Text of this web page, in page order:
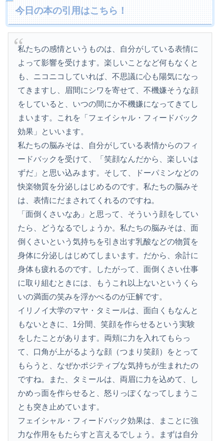
今日の本の引用はこちら！
私たちの感情というものは、自分がしている表情に
よって影響を受けます。楽しいことなど何もなくと
も、ニコニコしていれば、不思議に心も陽気になっ
てきますし、眉間にシワを寄せて、不機嫌そうな顔
をしていると、いつの間にか不機嫌になってきてし
まいます。これを「フェイシャル・フィードバック
効果」といいます。
私たちの脳みそは、自分がしている表情からのフィ
ードバックを受けて、「笑顔なんだから、楽しいは
ずだ」と思い込みます。そして、ドーパミンなどの
快楽物質を分泌しはじめるのです。私たちの脳みそ
は、表情にだまされてくれるのですね。
「面倒くさいなあ」と思って、そういう顔をしてい
たら、どうなるでしょうか。私たちの脳みそは、面
倒くさいという気持ちを引き出す乳酸などの物質を
身体に分泌しはじめてしまいます。だから、余計に
身体も疲れるのです。したがって、面倒くさい仕事
に取り組むときには、もうこれ以上ないというくら
いの満面の笑みを浮かべるのが正解です。
イリノイ大学のマヤ・タミールは、面白くもなんと
もないときに、1分間、笑顔を作らせるという実験
をしたことがあります。両頬に力を入れてもらっ
て、口角が上がるような顔（つまり笑顔）をとって
もらうと、なぜかポジティブな気持ちが生まれたの
ですね。また、タミールは、両眉に力を込めて、し
かめっ面を作らせると、怒りっぽくなってしまうこ
とも突き止めています。
フェイシャル・フィードバック効果は、まことに強
力な作用をもたらすと言えるでしょう。まずは自分